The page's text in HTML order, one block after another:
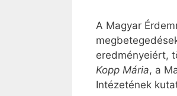
A Magyar
eredményeiért,
Kopp Mária, a
Intézetének